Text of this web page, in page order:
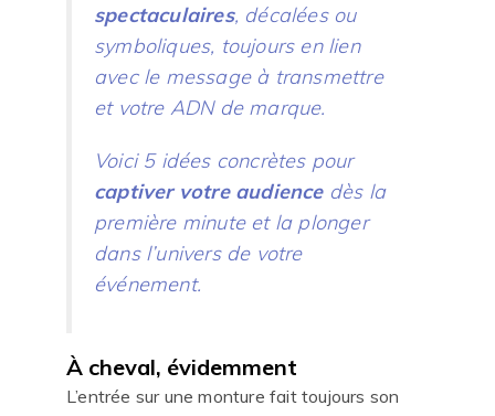
spectaculaires, décalées ou
symboliques, toujours en lien
avec le message à transmettre
et votre ADN de marque.
Voici 5 idées concrètes pour
captiver votre audiencedès la
première minute et la plonger
dans l’univers de votre
événement.
À cheval, évidemment
L’entrée sur une monture fait toujours son